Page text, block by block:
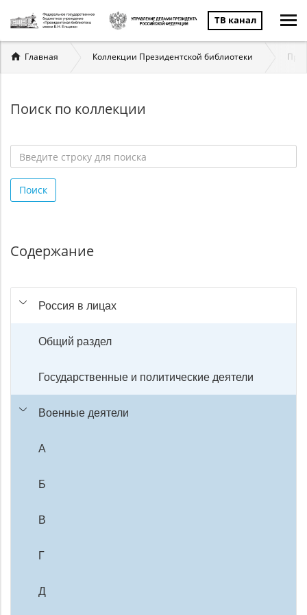
ТВ канал
Вы
здесь
Главная Коллекции Президентской библиотеки
Поиск по коллекции
строку
для
Поиск
Содержание
Россия в лицах
Общий раздел
Государственные и политические деятели
Военные деятели
А
Б
В
Г
Д